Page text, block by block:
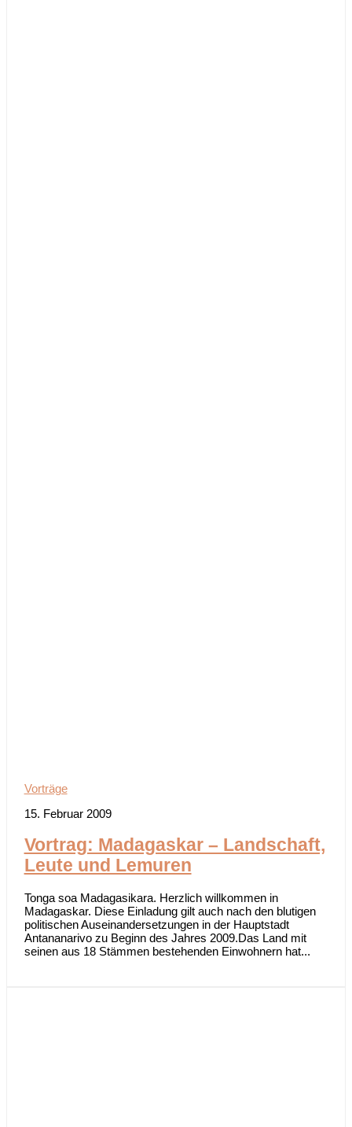
Vorträge
15. Februar 2009
Vortrag: Madagaskar – Landschaft,
Leute und Lemuren
Tonga soa Madagasikara. Herzlich willkommen in
Madagaskar. Diese Einladung gilt auch nach den blutigen
politischen Auseinandersetzungen in der Hauptstadt
Antananarivo zu Beginn des Jahres 2009.Das Land mit
seinen aus 18 Stämmen bestehenden Einwohnern hat...